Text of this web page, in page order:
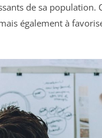
de sa population.
également à